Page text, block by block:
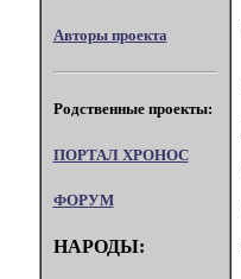
Авторы проекта
Родственные проекты:
ПОРТАЛ XPOHOC
ФОРУМ
НАРОДЫ: